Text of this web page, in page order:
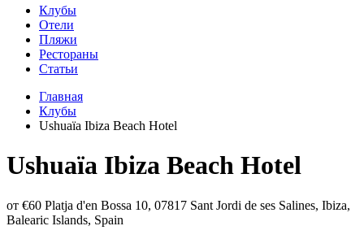
Клубы
Отели
Пляжи
Рестораны
Статьи
Главная
Клубы
Ushuaïa Ibiza Beach Hotel
Ushuaïa Ibiza Beach Hotel
от €60 Platja d'en Bossa 10, 07817 Sant Jordi de ses Salines, Ibiza,
Balearic Islands, Spain